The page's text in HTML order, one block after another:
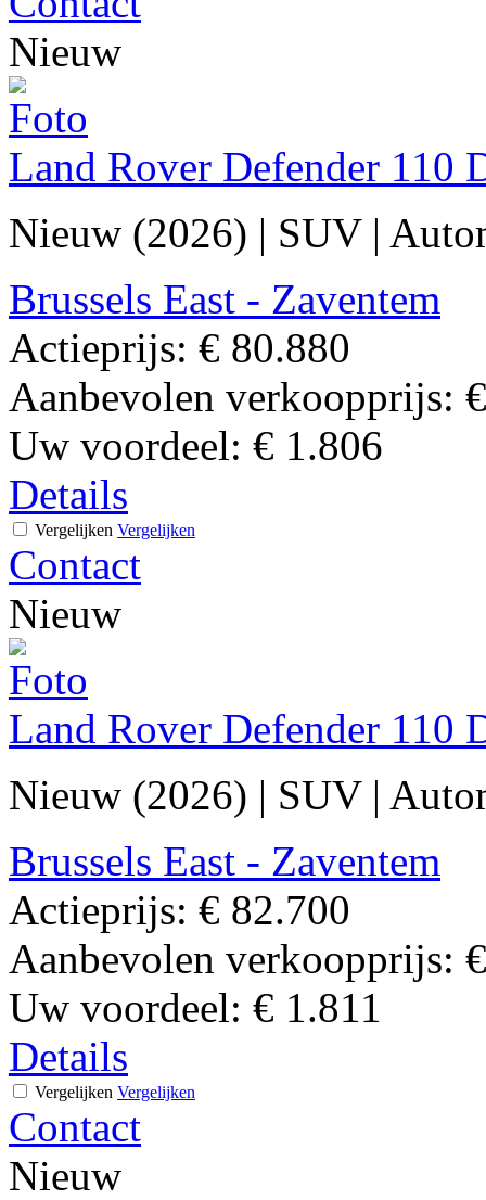
Nieuw
Land Rover Defender 110
Nieuw (2026) | SUV|
Brussels East - Zaventem
Actieprijs: € 80.880
Aanbevolen verkoopprijs:
Uw voordeel: € 1.806
Details
Vergelijken Vergelijken
Contact
Nieuw
Land Rover Defender 110
Nieuw (2026) | SUV|
Brussels East - Zaventem
Actieprijs: € 82.700
Aanbevolen verkoopprijs:
Uw voordeel: € 1.811
Details
Vergelijken Vergelijken
Contact
Nieuw